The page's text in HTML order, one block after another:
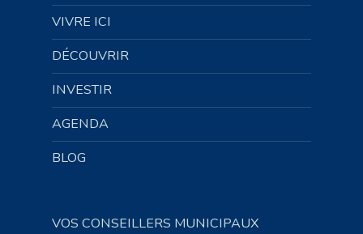
VIVRE ICI
DÉCOUVRIR
INVESTIR
AGENDA
BLOG
VOS CONSEILLERS MUNICIPAUX